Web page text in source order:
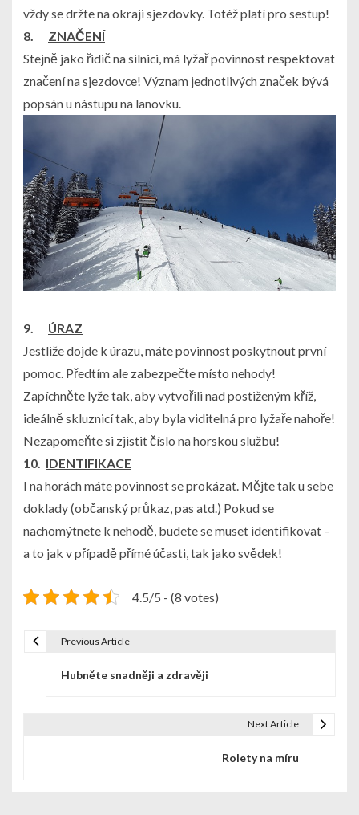
vždy se držte na okraji sjezdovky. Totéž platí pro sestup!
8. ZNAČENÍ
Stejně jako řidič na silnici,má lyžař povinnost respektovat
značení na sjezdovce! Význam jednotlivých značek bývá
popsán u nástupu na lanovku.
9. ÚRAZ
Jestliže dojde k úrazu,máte povinnost poskytnout první
pomoc. Předtím ale zabezpečte místo nehody!
Zapíchněte lyže tak, aby vytvořili nad postiženým kříž,
ideálně skluznicí tak, aby byla viditelná pro lyžaře nahoře!
Nezapomeňte si zjistit číslo na horskou službu!
10. IDENTIFIKACE
I na horách máte povinnost se prokázat. Mějte tak u sebe
doklady(občanský průkaz, pas atd.) Pokud se
nachomýtnete k nehodě, budete se muset identifikovat –
a to jak v případě přímé účasti, tak jako svědek!
4.5/5 - (8 votes)
Previous Article
Hubněte snadněji a zdravěji
Next Article
Rolety na míru